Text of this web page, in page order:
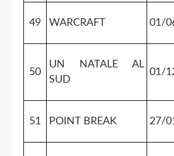
49 WARCRAFT 01/
50
UN NATALE AL
SUD
01/
51 POINT BREAK 27/